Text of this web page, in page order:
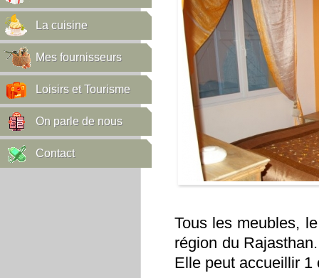
La cuisine
Mes fournisseurs
Loisirs et Tourisme
On parle de nous
Contact
Tous les meubles,
région du
Elle peut accueillir 1